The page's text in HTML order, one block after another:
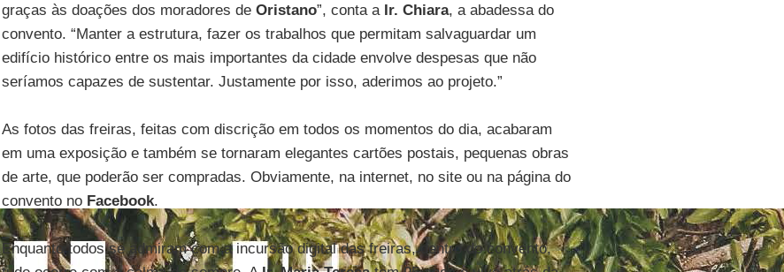
graças às doações dos moradores de Oristano”, conta a Ir. Chiara, a abadessa do
convento. “Manter a estrutura, fazer os trabalhos que permitam salvaguardar um
edifício histórico entre os mais importantes da cidade envolve despesas que não
seríamos capazes de sustentar. Justamente por isso, aderimos ao projeto.”
As fotos das freiras, feitas com discrição em todos os momentos do dia, acabaram
em uma exposição e também se tornaram elegantes cartões postais, pequenas obras
de arte, que poderão ser compradas. Obviamente, na internet, no site ou na página do
convento no Facebook.
Enquanto todos se admiram com a incursão digital das freiras, dentro do convento,